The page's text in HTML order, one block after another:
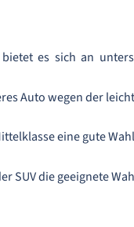
es sich an
Auto wegen der
eine gute
SUV die geeignete